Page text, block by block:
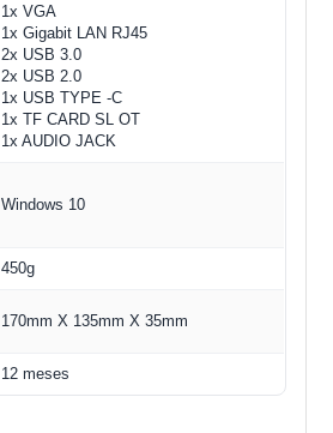
1x VGA
1x Gigabit LAN RJ45
2x USB 3.0
2x USB 2.0
1x USB TYPE -C
1x TF CARD SL OT
1x AUDIO JACK
Windows 10
450g
170mm X 135mm X 35mm
12 meses